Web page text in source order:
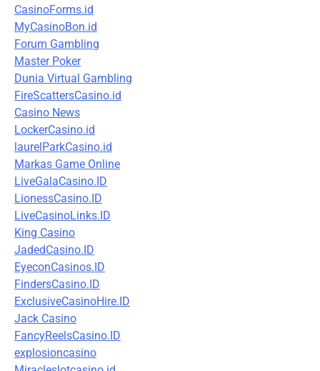
CasinoForms.id
MyCasinoBon.id
Forum Gambling
Master Poker
Dunia Virtual Gambling
FireScattersCasino.id
Casino News
LockerCasino.id
laurelParkCasino.id
Markas Game Online
LiveGalaCasino.ID
LionessCasino.ID
LiveCasinoLinks.ID
King Casino
JadedCasino.ID
EyeconCasinos.ID
FindersCasino.ID
ExclusiveCasinoHire.ID
Jack Casino
FancyReelsCasino.ID
explosioncasino